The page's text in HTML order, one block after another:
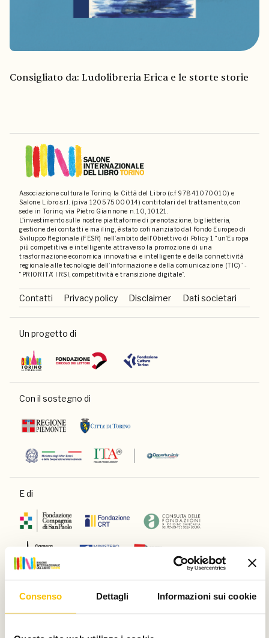
Consenso Dettagli Informazioni sui cookie
Consigliato da: Ludolibreria Erica e le storte storie
Associazione culturale Torino, la Città del Libro (c.f 97841070010) e
Salone Libro s.r.l. (p.iva 12057500014) contitolari del trattamento, con
sede in Torino, via Pietro Giannone n. 10, 10121.
L'investimento sulle nostre piattaforme di prenotazione, biglietteria,
gestione dei contatti e mailing, è stato cofinanziato dal Fondo Europeo di
Sviluppo Regionale (FESR) nell’ambito dell’Obiettivo di Policy 1 “un’Europa
più competitiva e intelligente attraverso la promozione di una
trasformazione economica innovativa e intelligente e della connettività
regionale alle tecnologie dell’informazione e della comunicazione (TIC)” -
“PRIORITA’ I RSI, competitività e transizione digitale”.
Contatti Privacy policy Disclaimer Dati societari
Un progetto di
Con il sostegno di
E di